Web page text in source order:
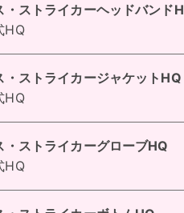
・ストライカーヘッドバンド
HQ
・ストライカージャケットHQ
HQ
・ストライカーグローブHQ
HQ